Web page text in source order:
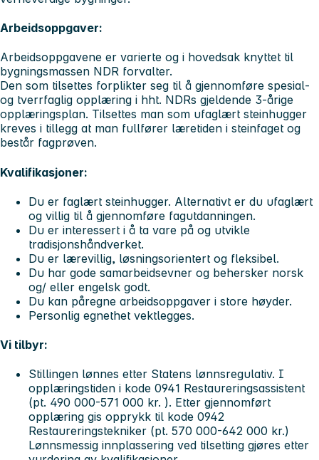
Arbeidsoppgaver:
Arbeidsoppgavene er varierte og i hovedsak knyttet til
bygningsmassen NDR forvalter.
Den som tilsettes forplikter seg til å gjennomføre spesial-
og tverrfaglig opplæring i hht. NDRs gjeldende 3-årige
opplæringsplan. Tilsettes man som ufaglært steinhugger
kreves i tillegg at man fullfører læretiden i steinfaget og
består fagprøven.
Kvalifikasjoner:
Du er faglært steinhugger. Alternativt er du ufaglært
og villig til å gjennomføre fagutdanningen.
Du er interessert i å ta vare på og utvikle
tradisjonshåndverket.
Du er lærevillig, løsningsorientert og fleksibel.
Du har gode samarbeidsevner og behersker norsk
og/ eller engelsk godt.
Du kan påregne arbeidsoppgaver i store høyder.
Personlig egnethet vektlegges.
Vi tilbyr:
Stillingen lønnes etter Statens lønnsregulativ. I
opplæringstiden i kode 0941 Restaureringsassistent
(pt. 490 000-571 000 kr. ). Etter gjennomført
opplæring gis opprykk til kode 0942
Restaureringstekniker (pt. 570 000-642 000 kr.)
Lønnsmessig innplassering ved tilsetting gjøres etter